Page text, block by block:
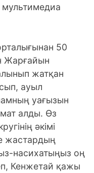
мультимедиа
50
Жарғайын
жатқан
ауыл
уағызын
алды. Өз
әкімі
жастардың
насихатыңыз оң
Кенжетай қажы